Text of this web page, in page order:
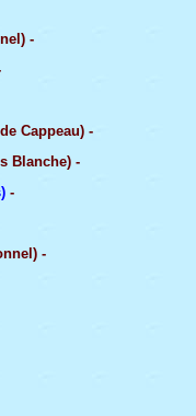
-
Cappeau) -
Blanche) -
-
-